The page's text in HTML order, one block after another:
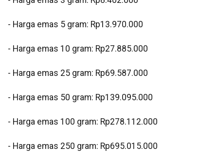
‎- Harga emas 5 gram: Rp13.970.000
‎- Harga emas 10 gram: Rp27.885.000
‎- Harga emas 25 gram: Rp69.587.000
‎- Harga emas 50 gram: Rp139.095.000
‎- Harga emas 100 gram: Rp278.112.000
‎- Harga emas 250 gram: Rp695.015.000